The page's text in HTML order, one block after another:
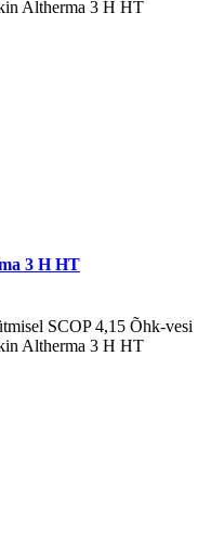
Altherma 3 H HT
3 H HT
SCOP 4,15 Õhk-vesi
Altherma 3 H HT